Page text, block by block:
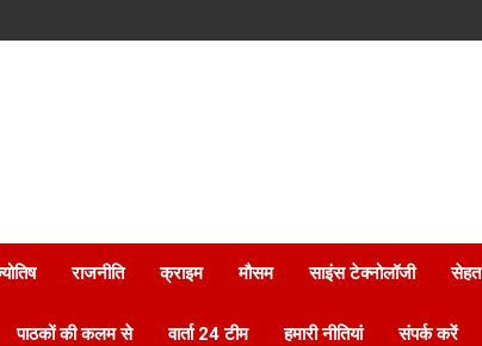
राजनीति क्राइम मौसम साइंस टेक्नोलॉजी सेहत
पाठकों की कलम से वार्ता 24 टीम हमारी नीतियां संपर्क करें